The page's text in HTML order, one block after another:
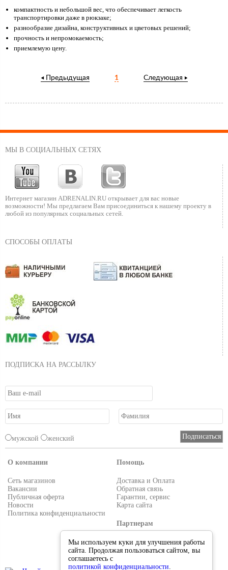
компактность и небольшой вес, что обеспечивает легкость
транспортировки даже в рюкзаке;
разнообразие дизайна, конструктивных и цветовых решений;
прочность и непромокаемость;
приемлемую цену.
Предыдущая 1 Следующая
МЫ В СОЦИАЛЬНЫХ СЕТЯХ
Интернет магазин ADRENALIN.RU открывает для вас новые
возможности! Мы предлагаем Вам присоединиться к нашему проекту в
любой из популярных социальных сетей.
СПОСОБЫ ОПЛАТЫ
ПОДПИСКА НА РАССЫЛКУ
мужской женский
О компании
Сеть магазинов
Вакансии
Публичная оферта
Новости
Политика конфиденциальности
Помощь
Доставка и Оплата
Обратная связь
Гарантии, сервис
Карта сайта
Партнерам
Условия работы
Реквизиты
Мы используем куки для улучшения работы
сайта. Продолжая пользоваться сайтом, вы
соглашаетесь с
политикой конфиденциальности.